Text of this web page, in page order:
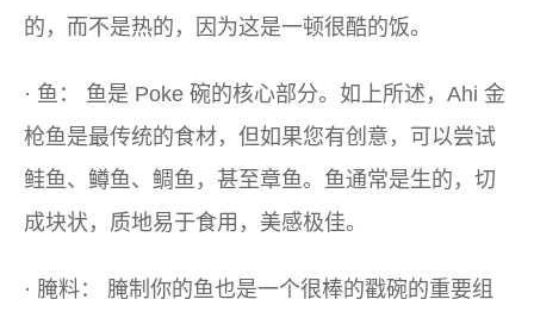
的，而不是热的，因为这是一顿很酷的饭。
· 鱼：
鱼是 Poke 碗的核心部分。如上所述，Ahi 金
枪鱼是最传统的食材，但如果您有创意，可以尝试
鲑鱼、鳟鱼、鲷鱼，甚至章鱼。鱼通常是生的，切
成块状，质地易于食用，美感极佳。
· 腌料：
腌制你的鱼也是一个很棒的戳碗的重要组